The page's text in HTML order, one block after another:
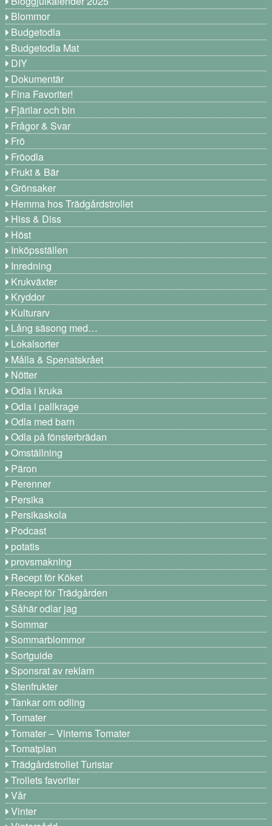
Blommor
Budgetodla
Budgetodla Mat
DIY
Dokumentär
Fina Favoriter!
Fjärilar och bin
Frågor & Svar
Frö
Fröodla
Frukt & Bär
Grönsaker
Hemma hos Trädgårdstrollet
Hiss & Diss
Höst
Inköpsställen
Inredning
Krukväxter
Kryddor
Kulturarv
Lång säsong med…
Lokalsorter
Målla & Spenatskrået
Nötter
Odla i kruka
Odla i pallkrage
Odla med barn
Odla på fönsterbrädan
Omställning
Päron
Perenner
Persika
Persikaskola
Podcast
potatis
provsmakning
Recept för Köket
Recept för Trädgården
Såhär odlar jag
Sommar
Sommarblommor
Sortguide
Sponsrat av reklam
Stenfrukter
Tankar om odling
Tomater
Tomater – Vinterns Tomater
Tomatplan
Trädgårdstrollet Turistar
Trollets favoriter
Vår
Vinter